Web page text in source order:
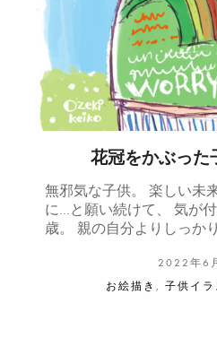
花冠をかぶった
無邪気な子供。 楽しい未
に…と願い続けて、 気が
歳。 親の自分よりしっか
2022年6
お絵描き
子供イラ